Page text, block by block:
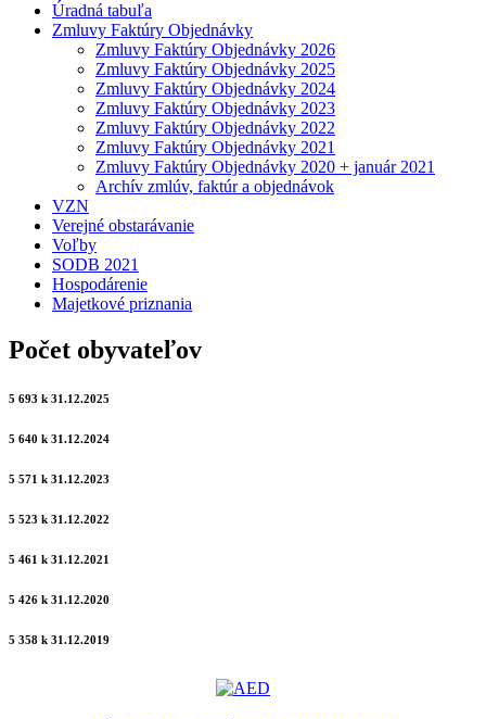
Úradná tabuľa
Zmluvy Faktúry Objednávky
Zmluvy Faktúry Objednávky 2026
Zmluvy Faktúry Objednávky 2025
Zmluvy Faktúry Objednávky 2024
Zmluvy Faktúry Objednávky 2023
Zmluvy Faktúry Objednávky 2022
Zmluvy Faktúry Objednávky 2021
Zmluvy Faktúry Objednávky 2020 + január 2021
Archív zmlúv, faktúr a objednávok
VZN
Verejné obstarávanie
Voľby
SODB 2021
Hospodárenie
Majetkové priznania
Počet obyvateľov
5 693 k 31.12.2025
5 640 k 31.12.2024
5 571 k 31.12.2023
5 523 k 31.12.2022
5 461 k 31.12.2021
5 426 k 31.12.2020
5 358 k 31.12.2019